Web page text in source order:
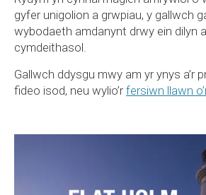
gyfer unigolion a grwpiau, y gallwch
wybodaeth amdanynt drwy ein dilyn
cymdeithasol.
Gallwch ddysgu mwy am yr ynys a’r
fideo isod, neu wylio’rfersiwn llawn